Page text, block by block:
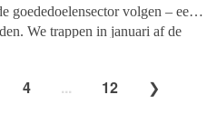
goededoelensector volgen – een
We trappen in januari af de
Anna Kesler (K.F. Hein Fonds).
4 ... 12